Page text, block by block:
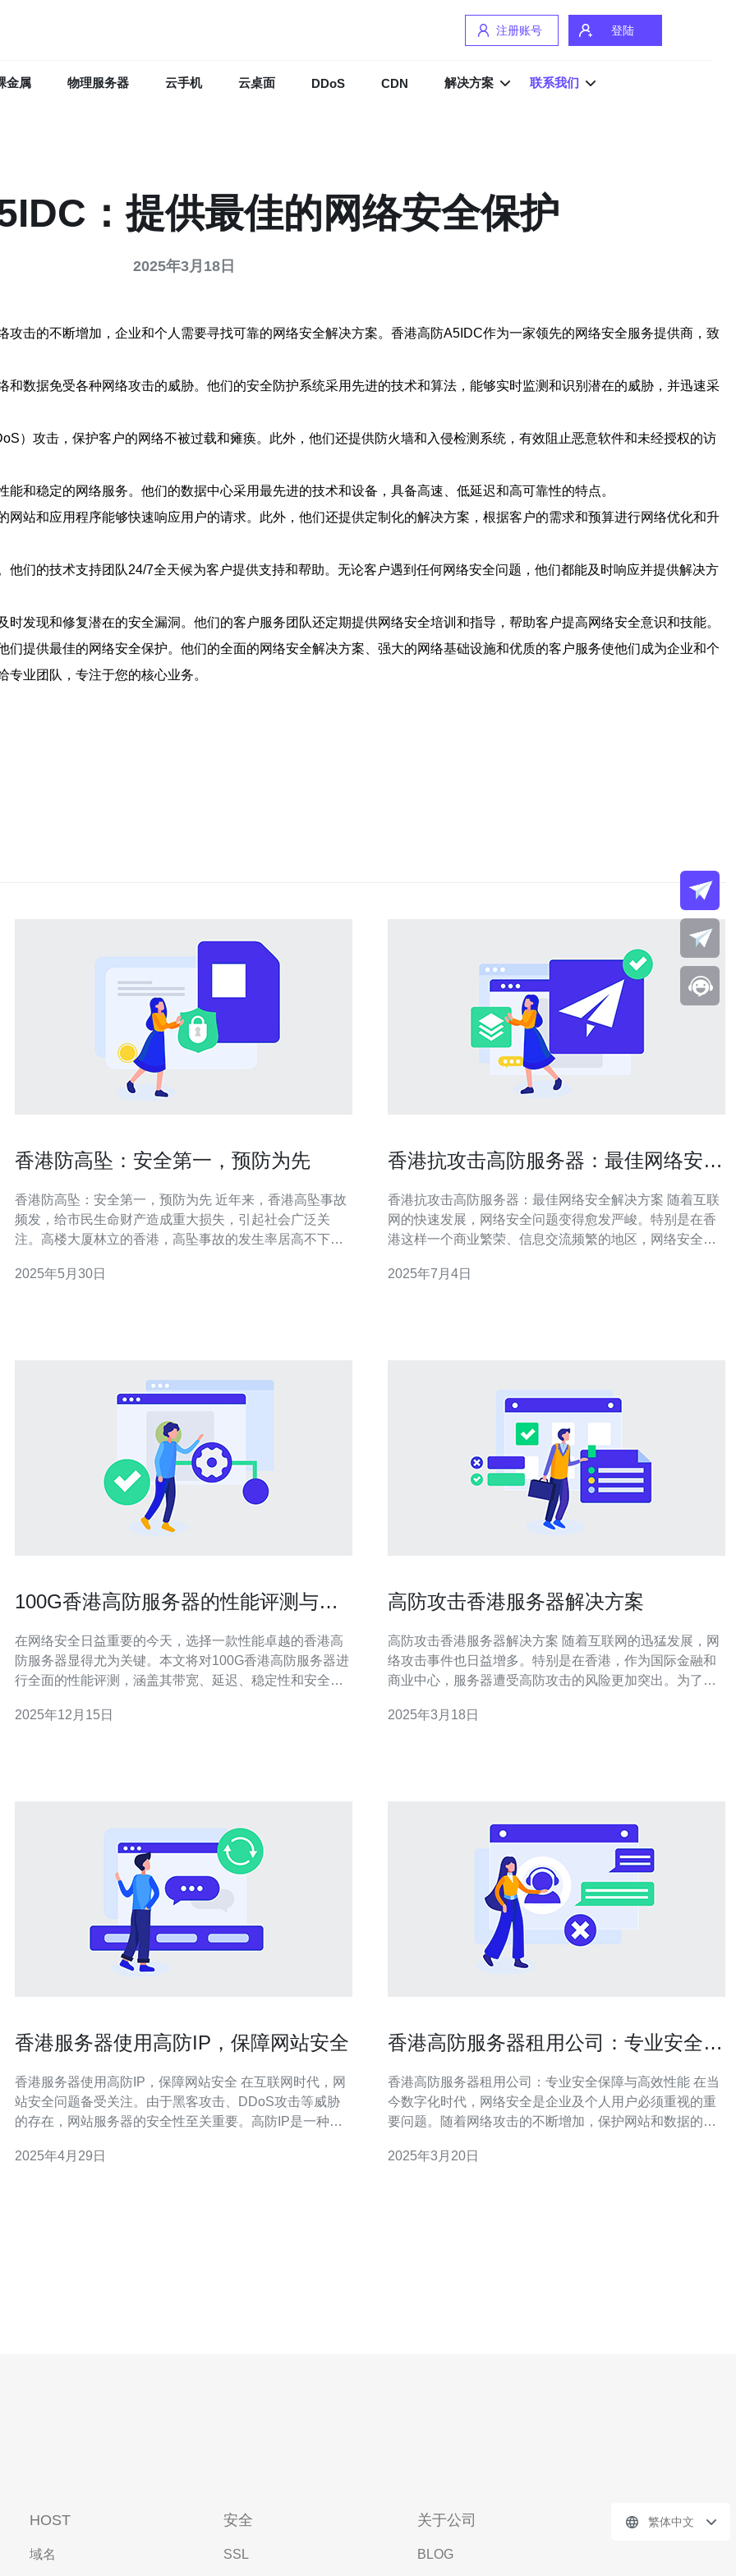
注册账号 登陆
金属 物理服务器 云手机 云桌面 DDoS CDN 解决方案 联系我们
：提供最佳的网络安全保护
2025年3月18日
击的不断增加，企业和个人需要寻找可靠的网络安全解决方案。香港高防A5IDC作为一家领先的网络安全服务提供商，致
数据免受各种网络攻击的威胁。他们的安全防护系统采用先进的技术和算法，能够实时监测和识别潜在的威胁，并迅速采
）攻击，保护客户的网络不被过载和瘫痪。此外，他们还提供防火墙和入侵检测系统，有效阻止恶意软件和未经授权的访
和稳定的网络服务。他们的数据中心采用最先进的技术和设备，具备高速、低延迟和高可靠性的特点。
站和应用程序能够快速响应用户的请求。此外，他们还提供定制化的解决方案，根据客户的需求和预算进行网络优化和升
们的技术支持团队24/7全天候为客户提供支持和帮助。无论客户遇到任何网络安全问题，他们都能及时响应并提供解决方
发现和修复潜在的安全漏洞。他们的客户服务团队还定期提供网络安全培训和指导，帮助客户提高网络安全意识和技能。
提供最佳的网络安全保护。他们的全面的网络安全解决方案、强大的网络基础设施和优质的客户服务使他们成为企业和个
业团队，专注于您的核心业务。
香港防高坠：安全第一，预防为先
香港防高坠：安全第一，预防为先 近年来，香港高坠事故
频发，给市民生命财产造成重大损失，引起社会广泛关
注。高楼大厦林立的香港，高坠事故的发生率居高不下，
成为当务之急。 在防范高坠事故方面，安全第一，预防为
2025年5月30日
香港抗攻击高防服务器：最佳网络安全
香港抗攻击高防服务器：最佳网络安全解决方案 随着互联
网的快速发展，网络安全问题变得愈发严峻。特别是在香
港这样一个商业繁荣、信息交流频繁的地区，网络安全问
服务器成为了越来越多企业的首选，成为最佳的网络安全
2025年7月4日
100G香港高防服务器的性能评测与推
在网络安全日益重要的今天，选择一款性能卓越的香港高
防服务器显得尤为关键。本文将对100G香港高防服务器进
行全面的性能评测，涵盖其带宽、延迟、稳定性和安全性
强大的带宽性能 100G的带宽对于任何需要高数据传输的应
2025年12月15日
高防攻击香港服务器解决方案
高防攻击香港服务器解决方案 随着互联网的迅猛发展，网
络攻击事件也日益增多。特别是在香港，作为国际金融和
商业中心，服务器遭受高防攻击的风险更加突出。为了保
香港服务器解决方案。 我们的高防攻击香港服务器解决方
2025年3月18日
香港服务器使用高防IP，保障网站安全
香港服务器使用高防IP，保障网站安全 在互联网时代，网
站安全问题备受关注。由于黑客攻击、DDoS攻击等威胁
的存在，网站服务器的安全性至关重要。高防IP是一种可
力，确保网站的正常运行。 香港作为国际金融和商业中
2025年4月29日
香港高防服务器租用公司：专业安全保
香港高防服务器租用公司：专业安全保障与高效性能 在当
今数字化时代，网络安全是企业及个人用户必须重视的重
要问题。随着网络攻击的不断增加，保护网站和数据的安
提供高防护服务的企业，致力于为客户提供可靠的安全保
2025年3月20日
HOST
域名
安全
SSL
关于公司
BLOG
繁体中文